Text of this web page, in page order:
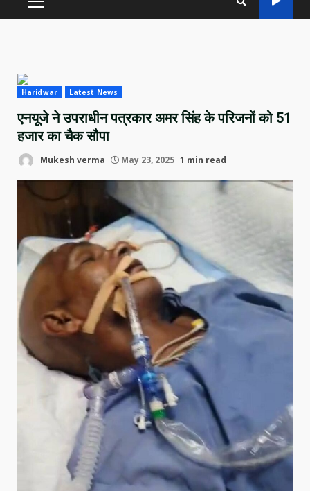
PRIMARY
Haridwar Latest News
एनयूजे ने उपराधीन पत्रकार अमर सिंह के परिजनों को 51
हजार का चैक सौपा
Mukesh verma May 23, 2025 1 min read